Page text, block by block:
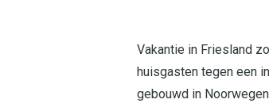
Vakantie in Friesland
huisgasten tegen een
gebouwd in